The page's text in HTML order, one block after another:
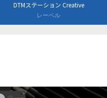
DTMステーション Creative
レーベル